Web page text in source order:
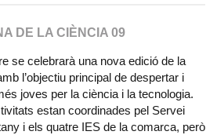
DE LA CIÈNCIA 09
se celebrarà una nova edició de la
l’objectiu principal de despertar i
joves per la ciència i la tecnologia.
estan coordinades pel Servei
i els quatre IES de la comarca, però